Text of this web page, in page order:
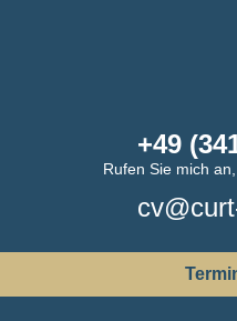
+49
Rufen Sie mich